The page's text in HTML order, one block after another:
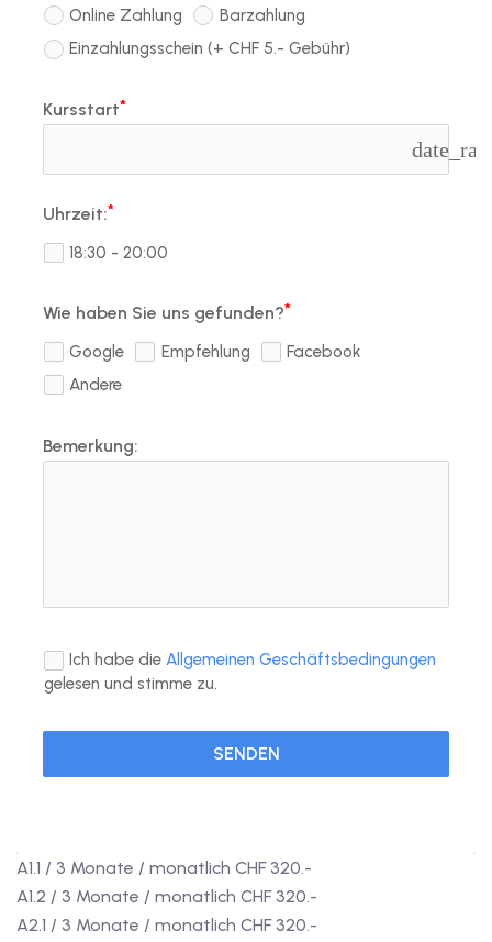
Online Zahlung
Barzahlung
Einzahlungsschein (+ CHF 5.- Gebühr)
Kursstart
Uhrzeit:
18:30 - 20:00
Wie haben Sie uns gefunden?
Google Empfehlung
Facebook
Andere
Bemerkung:
Ich habe dieAllgemeinen Geschäftsbedingungen
gelesen und stimme zu.
SENDEN
A1.1 / 3 Monate / monatlich CHF 320.-
A1.2 / 3 Monate / monatlich CHF 320.-
A2.1 / 3 Monate / monatlich CHF 320.-